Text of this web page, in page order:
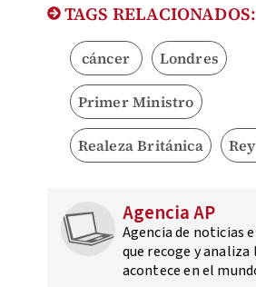
TAGS RELACIONADOS:
cáncer Londres
Primer Ministro
Realeza Británica
Agencia AP
Agencia de noticias
que recoge y analiza
acontece en el